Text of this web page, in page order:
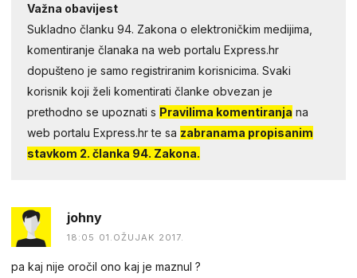
Važna obavijest
Sukladno članku 94. Zakona o elektroničkim medijima,
komentiranje članaka na web portalu Express.hr
dopušteno je samo registriranim korisnicima. Svaki
korisnik koji želi komentirati članke obvezan je
prethodno se upoznati s Pravilima komentiranja na
web portalu Express.hr te sa zabranama propisanim
stavkom 2. članka 94. Zakona.
johny
18:05 01.OŽUJAK 2017.
pa kaj nije oročil ono kaj je maznul ?